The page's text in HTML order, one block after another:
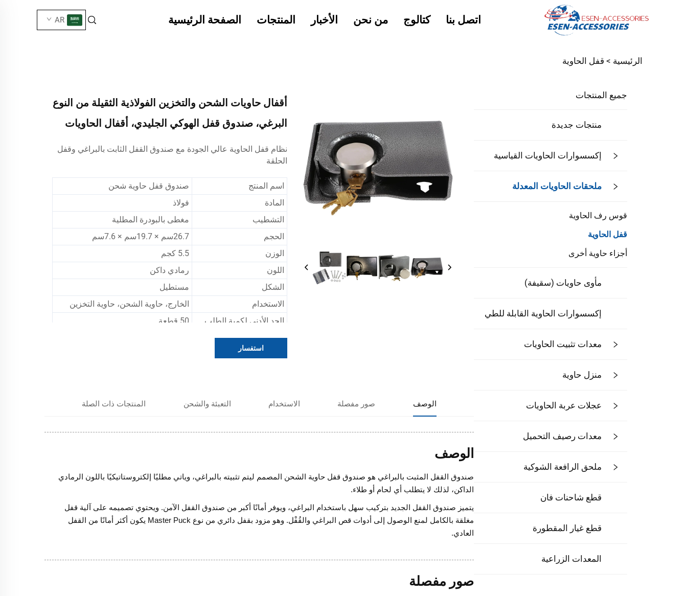
الصفحة الرئيسية المنتجات الأخبار من نحن كتالوج اتصل بنا AR
الرئيسية > قفل الحاوية
جميع المنتجات
منتجات جديدة
إكسسوارات الحاويات القياسية
ملحقات الحاويات المعدلة
قوس رف الحاوية
قفل الحاوية
أجزاء حاوية أخرى
مأوى حاويات (سقيفة)
إكسسوارات الحاوية القابلة للطي
معدات تثبيت الحاويات
منزل حاوية
عجلات عربة الحاويات
معدات رصيف التحميل
ملحق الرافعة الشوكية
قطع شاحنات فان
قطع غيار المقطورة
المعدات الزراعية
أقفال حاويات الشحن والتخزين الفولاذية الثقيلة من النوع
البرغي، صندوق قفل الهوكي الجليدي، أقفال الحاويات
نظام قفل الحاوية عالي الجودة مع صندوق القفل الثابت بالبراغي وقفل
الحلقة
اسم المنتج
صندوق قفل حاوية شحن
المادة
فولاذ
التشطيب
مغطى بالبودرة المطلية
الحجم
26.7سم × 19.7سم × 7.6سم
الوزن
5.5 كجم
اللون
رمادي داكن
الشكل
مستطيل
الاستخدام
الخارج، حاوية الشحن، حاوية التخزين
الحد الأدنى لكمية الطلب
50 قطعة
استفسار
الوصف صور مفصلة الاستخدام التعبئة والشحن المنتجات ذات الصلة
الوصف
صندوق القفل المثبت بالبراغي هو صندوق قفل حاوية الشحن المصمم ليتم تثبيته بالبراغي، وياتي مطليًا إلكتروستاتيكيًا باللون الرمادي
الداكن، لذلك لا يتطلب أي لحام أو طلاء.
يتميز صندوق القفل الجديد بتركيب سهل باستخدام البراغي، ويوفر أمانًا أكبر من صندوق القفل الآمن. ويحتوي تصميمه على آلية قفل
مغلقة بالكامل لمنع الوصول إلى أدوات قص البراغي والقُفْل. وهو مزود بقفل دائري من نوع Master Puck يكون أكثر أمانًا من القفل
العادي.
صور مفصلة